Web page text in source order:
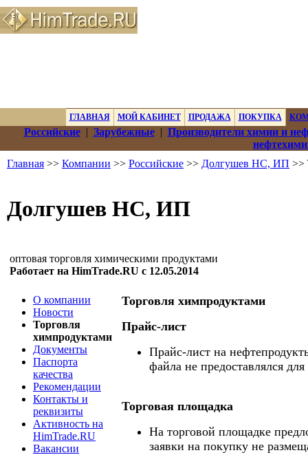
ГЛАВНАЯ МОЙ КАБИНЕТ ПРОДАЖА ПОКУПКА
Российские| Зарубежные| Производители химии и
Главная >> Компании >> Российские >> Долгушев НС, ИП >>
Долгушев НС, ИП
оптовая торговля химическими продуктами
Работает на HimTrade.RU с 12.05.2014
О компании
Новости
Торговля
химпродуктами
Документы
Паспорта
качества
Рекомендации
Контакты и
реквизиты
Активность на
HimTrade.RU
Вакансии
Торговля химпродуктами
Прайс-лист
Прайс-лист на
файла не предоставлялся
Торговая площадка
На торговой площадке
заявки на покупку не